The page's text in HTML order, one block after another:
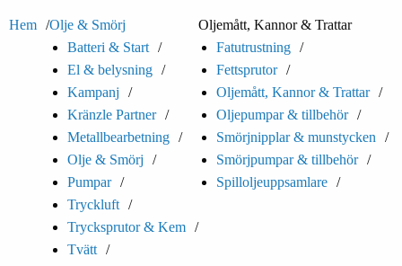
Hem
Olje & Smörj
Batteri & Start
El & belysning
Kampanj
Kränzle Partner
Metallbearbetning
Olje & Smörj
Pumpar
Tryckluft
Trycksprutor & Kem
Tvätt
Oljemått, Kannor & Trattar
Fatutrustning
Fettsprutor
Oljemått, Kannor & Trattar
Oljepumpar & tillbehör
Smörjnipplar & munstycken
Smörjpumpar & tillbehör
Spilloljeuppsamlare